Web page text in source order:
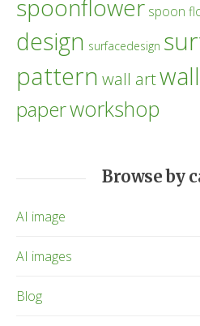
spoonflower spoon
design surfacedesign
pattern wall art
paperworkshop
Browse by
AI image
AI images
Blog